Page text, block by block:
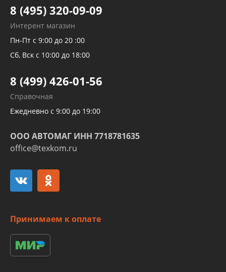
Тормозных трубок
Рукавов гидроусилителей
Рукавов компрессоров и турбин
Трубок кондиционеров
Развертка пайка медных стальных
алюминиевых трубок и штуцеров
8 (495) 320-09-09
Интерент магазин
Пн-Пт с 9:00 до 20 :00
Сб, Вск с 10:00 до 18:00
8 (499) 426-01-56
Справочная
Ежедневно с 9:00 до 19:00
ООО АВТОМАГ ИНН 7718781635
office@texkom.ru
Принимаем к оплате